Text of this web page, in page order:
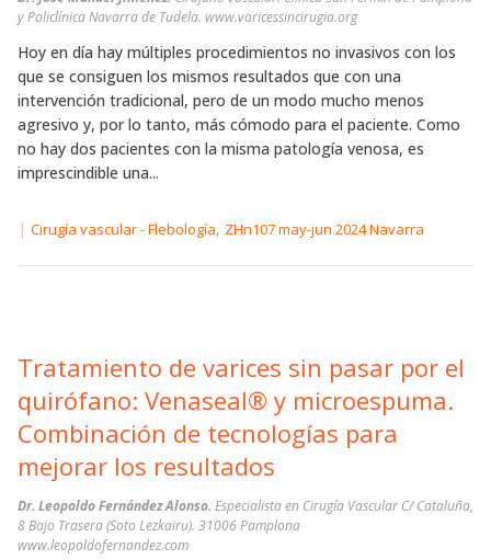
y Policlínica Navarra de Tudela. www.varicessincirugia.org
Hoy en día hay múltiples procedimientos no invasivos con los
que se consiguen los mismos resultados que con una
intervención tradicional, pero de un modo mucho menos
agresivo y, por lo tanto, más cómodo para el paciente. Como
no hay dos pacientes con la misma patología venosa, es
imprescindible una...
| Cirugía vascular - Flebología, ZHn107 may-jun 2024 Navarra
Tratamiento de varices sin pasar por el
quirófano: Venaseal® y microespuma.
Combinación de tecnologías para
mejorar los resultados
Dr. Leopoldo Fernández Alonso. Especialista en Cirugía Vascular C/ Cataluña,
8 Bajo Trasera (Soto Lezkairu). 31006 Pamplona
www.leopoldofernandez.com